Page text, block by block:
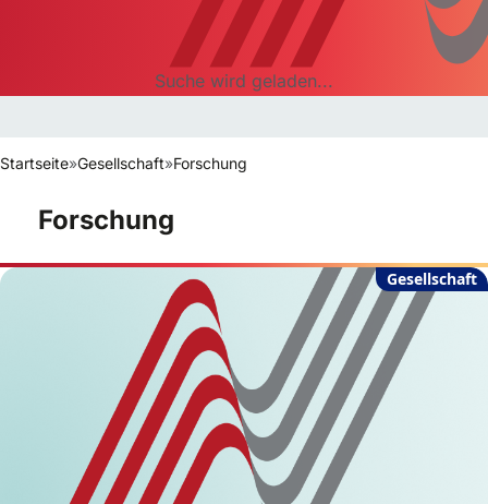
Suche wird geladen...
Startseite»Gesellschaft»Forschung
Forschung
Gesellschaft